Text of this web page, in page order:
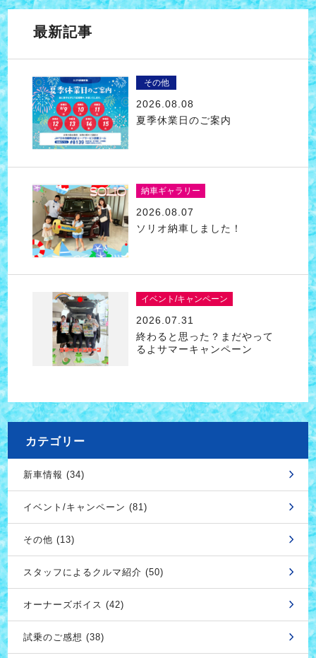
最新記事
その他
2026.08.08
夏季休業日のご案内
納車ギャラリー
2026.08.07
ソリオ納車しました！
イベント/キャンペーン
2026.07.31
終わると思った？まだやって
るよサマーキャンペーン
カテゴリー
新車情報 (34)
イベント/キャンペーン (81)
その他 (13)
スタッフによるクルマ紹介 (50)
オーナーズボイス (42)
試乗のご感想 (38)